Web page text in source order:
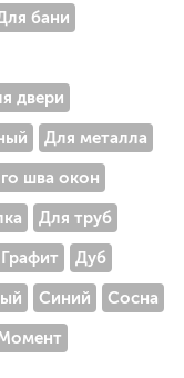
бани
двери
Для металла
шва окон
Для труб
Графит Дуб
Синий Сосна